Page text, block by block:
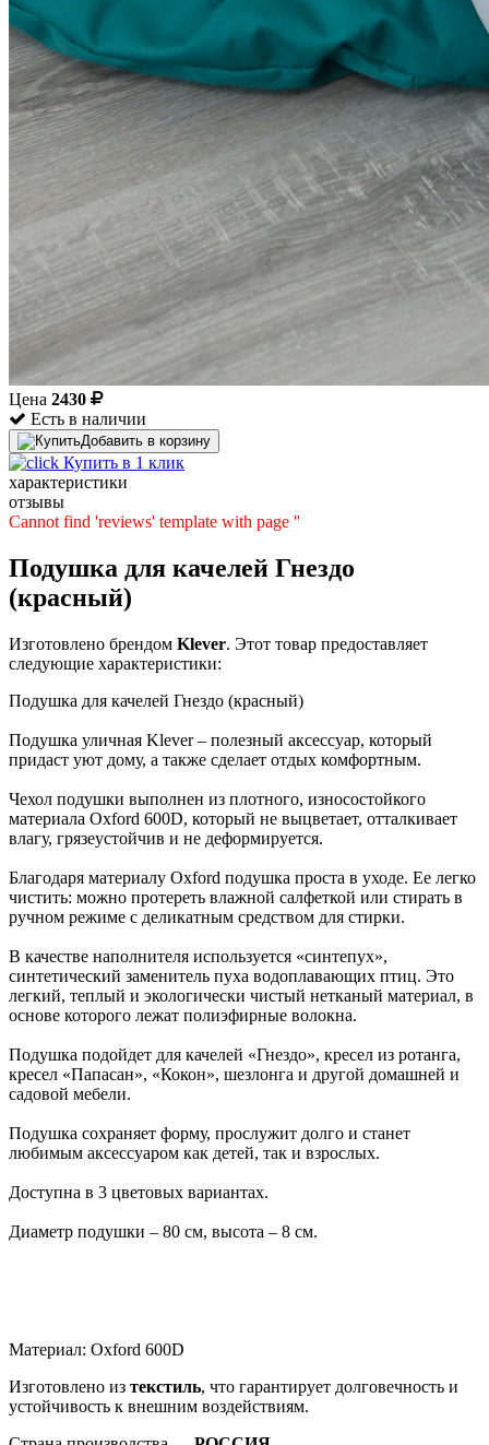
Цена 2430
Есть в наличии
Добавить в корзину
Купить в 1 клик
характеристики
отзывы
Cannot find 'reviews' template with page ''
Подушка для качелей Гнездо
(красный)
Изготовлено брендом Klever. Этот товар предоставляет
следующие характеристики:
Подушка для качелей Гнездо (красный)
Подушка уличная Klever – полезный аксессуар, который
придаст уют дому, а также сделает отдых комфортным.
Чехол подушки выполнен из плотного, износостойкого
материала Oxford 600D, который не выцветает, отталкивает
влагу, грязеустойчив и не деформируется.
Благодаря материалу Oxford подушка проста в уходе. Ее легко
чистить: можно протереть влажной салфеткой или стирать в
ручном режиме с деликатным средством для стирки.
В качестве наполнителя используется «синтепух»,
синтетический заменитель пуха водоплавающих птиц. Это
легкий, теплый и экологически чистый нетканый материал, в
основе которого лежат полиэфирные волокна.
Подушка подойдет для качелей «Гнездо», кресел из ротанга,
кресел «Папасан», «Кокон», шезлонга и другой домашней и
садовой мебели.
Подушка сохраняет форму, прослужит долго и станет
любимым аксессуаром как детей, так и взрослых.
Доступна в 3 цветовых вариантах.
Диаметр подушки – 80 см, высота – 8 см.
Материал: Oxford 600D
Изготовлено из текстиль, что гарантирует долговечность и
устойчивость к внешним воздействиям.